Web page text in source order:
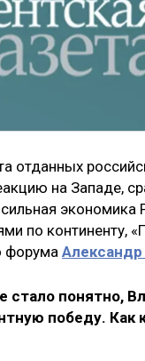
отданных
на Западе,
по континенту,
форума Александр
стало понятно,
победу. Как